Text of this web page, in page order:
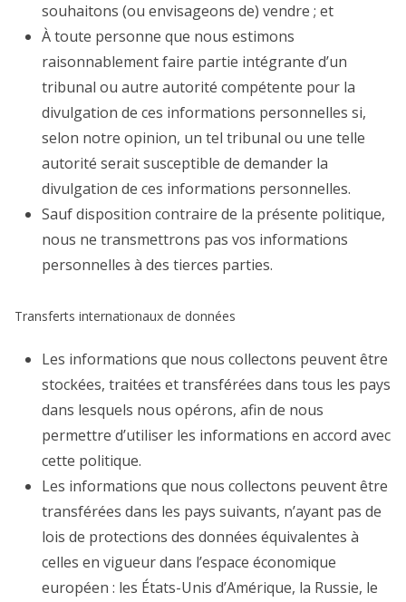
souhaitons (ou envisageons de) vendre ; et
À toute personne que nous estimons
raisonnablement faire partie intégrante d’un
tribunal ou autre autorité compétente pour la
divulgation de ces informations personnelles si,
selon notre opinion, un tel tribunal ou une telle
autorité serait susceptible de demander la
divulgation de ces informations personnelles.
Sauf disposition contraire de la présente politique,
nous ne transmettrons pas vos informations
personnelles à des tierces parties.
Transferts internationaux de données
Les informations que nous collectons peuvent être
stockées, traitées et transférées dans tous les pays
dans lesquels nous opérons, afin de nous
permettre d’utiliser les informations en accord avec
cette politique.
Les informations que nous collectons peuvent être
transférées dans les pays suivants, n’ayant pas de
lois de protections des données équivalentes à
celles en vigueur dans l’espace économique
européen : les États-Unis d’Amérique, la Russie, le